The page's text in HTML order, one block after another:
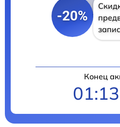
-20%
Конец